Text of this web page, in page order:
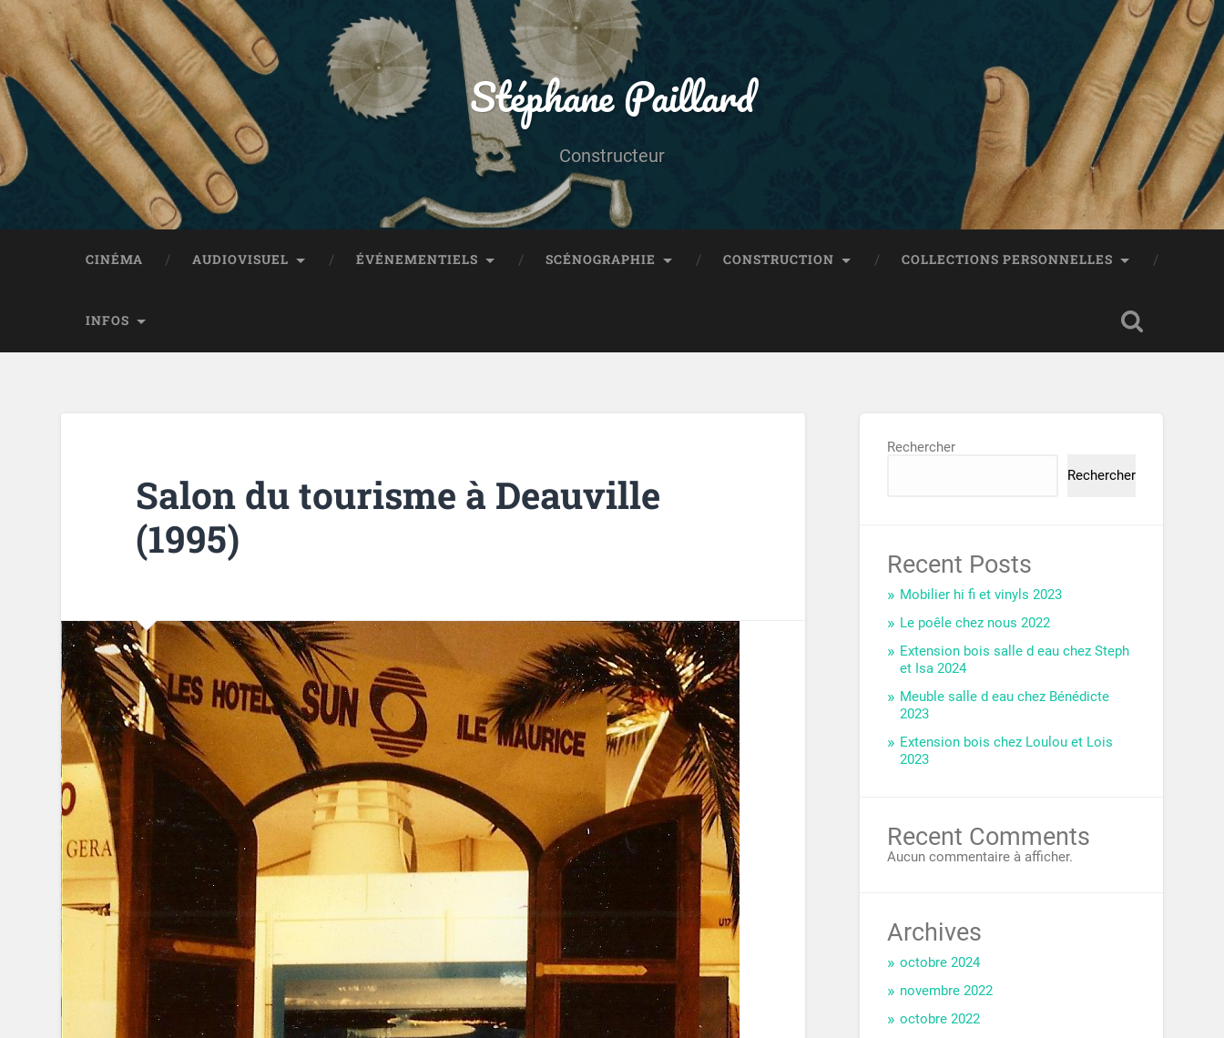
Stéphane Paillard
Constructeur
CINÉMA AUDIOVISUEL ÉVÉNEMENTIELS SCÉNOGRAPHIE CONSTRUCTION COLLECTIONS PERSONNELLES
INFOS
Salon du tourisme à Deauville
(1995)
Rechercher
Rechercher
Recent Posts
Mobilier hi fi et vinyls 2023
Le poêle chez nous 2022
Extension bois salle d eau chez Steph
et Isa 2024
Meuble salle d eau chez Bénédicte
2023
Extension bois chez Loulou et Lois
2023
Recent Comments
Aucun commentaire à afficher.
Archives
octobre 2024
novembre 2022
octobre 2022